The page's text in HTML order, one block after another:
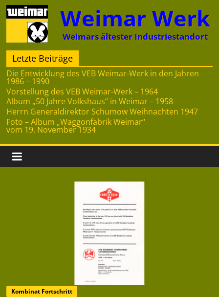
Zum
Inhalt
springen
Weimar Werk
Weimars ältester Industriestandort
Letzte Beiträge
Die Entwicklung des VEB Weimar-Werk in den Jahren
1986 – 1990
Vorstellung des VEB Weimar-Werk – 1964
Album „50 Jahre Volkshaus“ in Weimar – 1958
Herrn Generaldirektor Schumow Weihnachten 1947
Foto – Album „Waggonfabrik Weimar“
vom 19. November 1934
Kombinat Fortschritt